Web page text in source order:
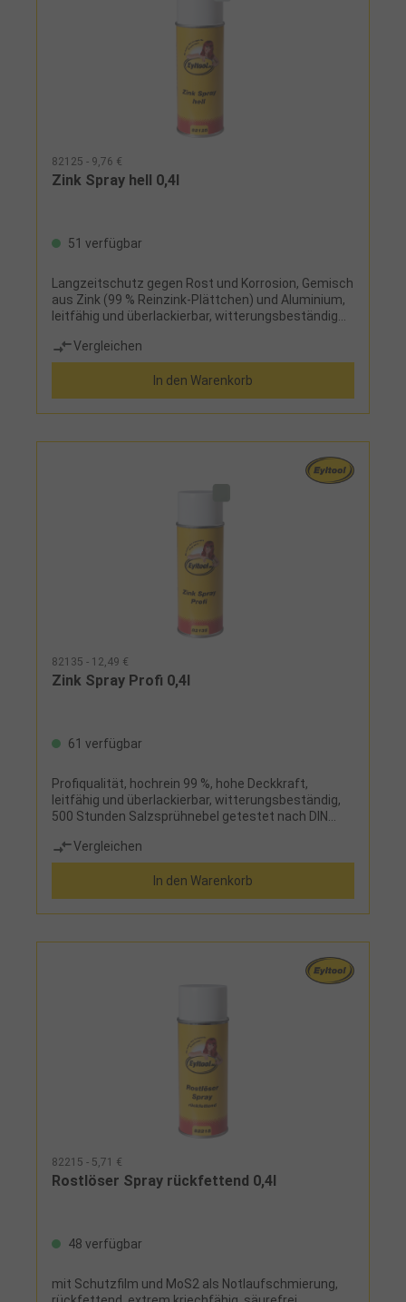
82125 - 9,76 €
Zink Spray hell 0,4l
51 verfügbar
Langzeitschutz gegen Rost und Korrosion, Gemisch
aus Zink (99 % Reinzink-Plättchen) und Aluminium,
leitfähig und überlackierbar, witterungsbeständig
Vergleichen
In den Warenkorb
82135 - 12,49 €
Zink Spray Profi 0,4l
61 verfügbar
Profiqualität, hochrein 99 %, hohe Deckkraft,
leitfähig und überlackierbar, witterungsbeständig,
500 Stunden Salzsprühnebel getestet nach DIN
Vergleichen
In den Warenkorb
82215 - 5,71 €
Rostlöser Spray rückfettend 0,4l
48 verfügbar
mit Schutzfilm und MoS2 als Notlaufschmierung,